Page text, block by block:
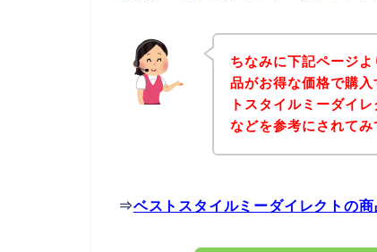
ちなみに下記ページ
品がお得な価格で購
トスタイルミーダイ
などを参考にされて
⇒ベストスタイルミーダイレクトの